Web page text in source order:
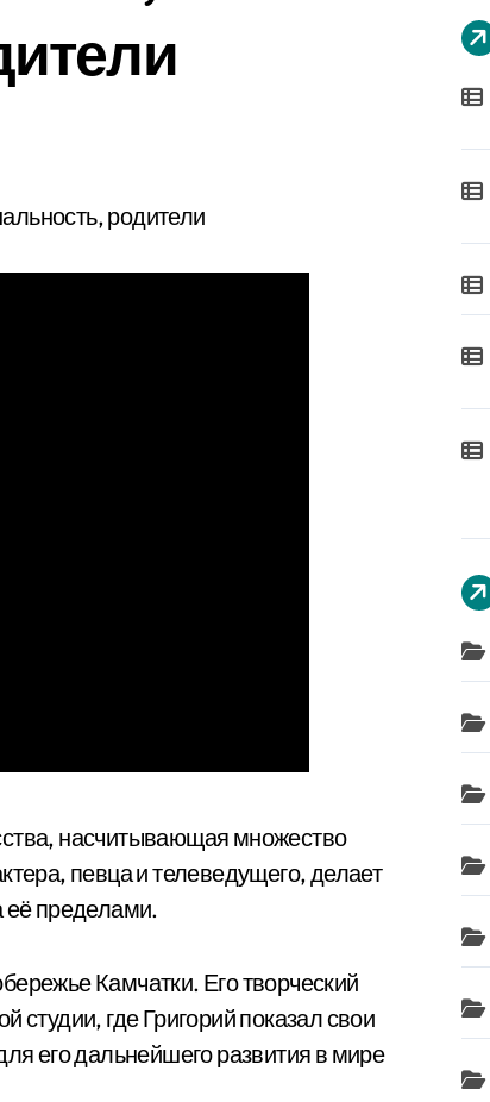
насчитывающая множество
певца и телеведущего, делает
её пределами.
Камчатки. Его творческий
студии, где Григорий показал свои
его дальнейшего развития в мире